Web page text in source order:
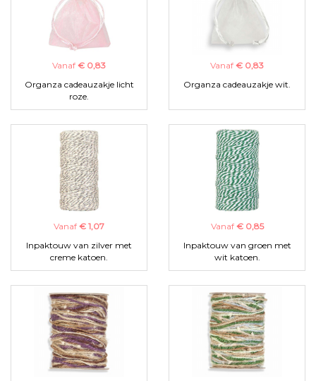
Vanaf € 0,83
Organza cadeauzakje licht
roze.
Vanaf € 0,83
Organza cadeauzakje wit.
Vanaf € 1,07
Inpaktouw van zilver met
creme katoen.
Vanaf € 0,85
Inpaktouw van groen met
wit katoen.